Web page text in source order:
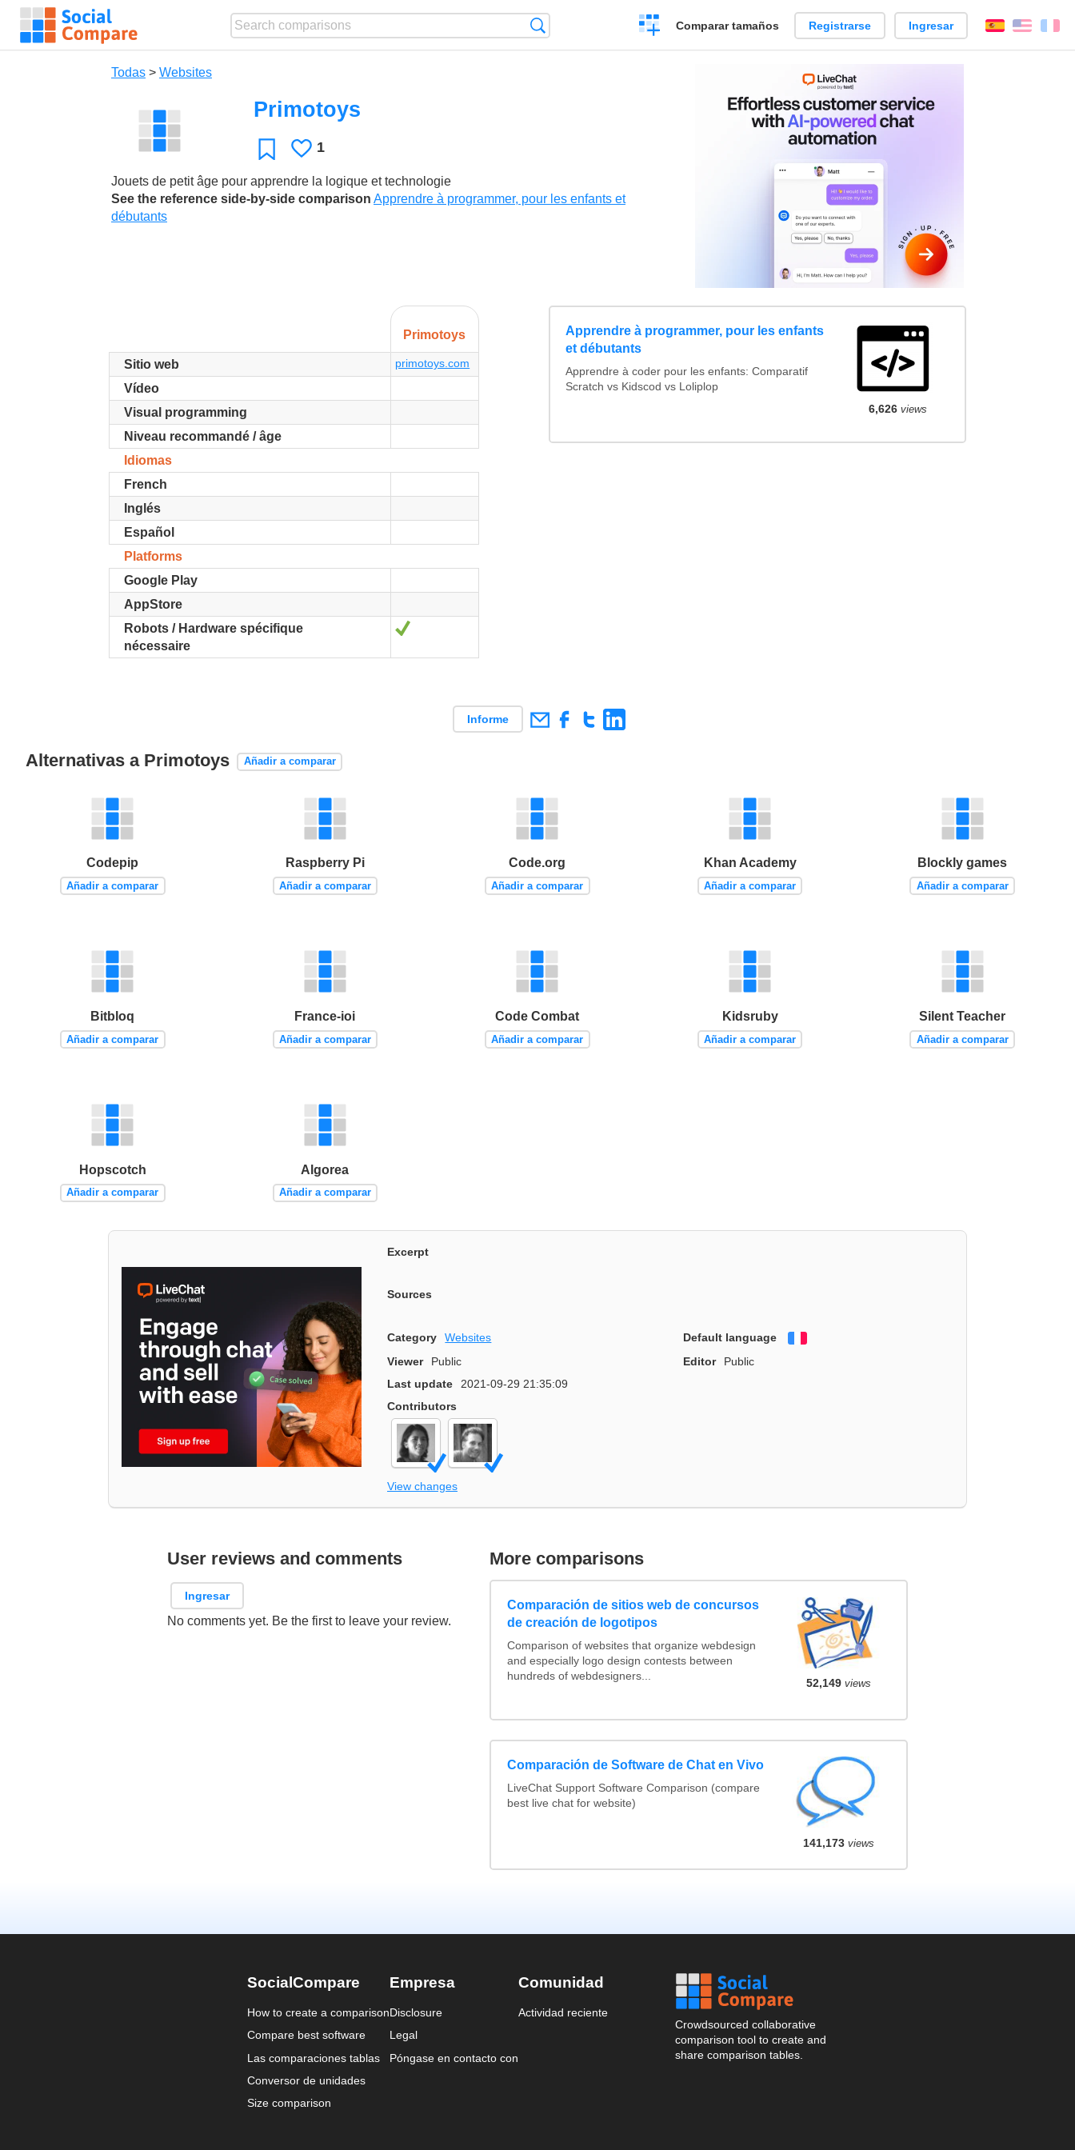
Crear
una
Comparar tamaños Registrarse Ingresar EspañolEnglish
Todas > Websites
Primotoys
Favoritos
Le
1
Jouets de petit âge pour apprendre la logique et technologie
See the reference side-by-side comparison Apprendre à programmer, pour les enfants et
débutants
Primotoys
Sitio web primotoys.com
Vídeo
Visual programming
Niveau recommandé / âge
Idiomas
French
Inglés
Español
Platforms
Google Play
AppStore
Robots / Hardware spécifique
nécessaire
Apprendre à programmer, pour les enfants
et débutants
Apprendre à coder pour les enfants: Comparatif
Scratch vs Kidscod vs Loliplop
6,626 views
Informe
Alternativas a Primotoys Añadir a comparar
Codepip
Añadir a comparar
Raspberry Pi
Añadir a comparar
Code.org
Añadir a comparar
Khan Academy
Añadir a comparar
Blockly games
Añadir a comparar
Bitbloq
Añadir a comparar
France-ioi
Añadir a comparar
Code Combat
Añadir a comparar
Kidsruby
Añadir a comparar
Silent Teacher
Añadir a comparar
Hopscotch
Añadir a comparar
Algorea
Añadir a comparar
Excerpt
Sources
Category Websites Default language
Viewer
Public Editor
Public
Last update
2021-09-29 21:35:09
Contributors
View changes
User reviews and comments
Ingresar
No comments yet. Be the first to leave your review.
More comparisons
Comparación de sitios web de concursos
de creación de logotipos
Comparison of websites that organize webdesign
and especially logo design contests between
hundreds of webdesigners...
52,149 views
Comparación de Software de Chat en Vivo
LiveChat Support Software Comparison (compare
best live chat for website)
141,173 views
SocialCompare
How to create a comparison
Compare best software
Las comparaciones tablas
Conversor de unidades
Size comparison
Empresa
Disclosure
Legal
Póngase en contacto con
Comunidad
Actividad reciente
Crowdsourced collaborative
comparison tool to create and
share comparison tables.